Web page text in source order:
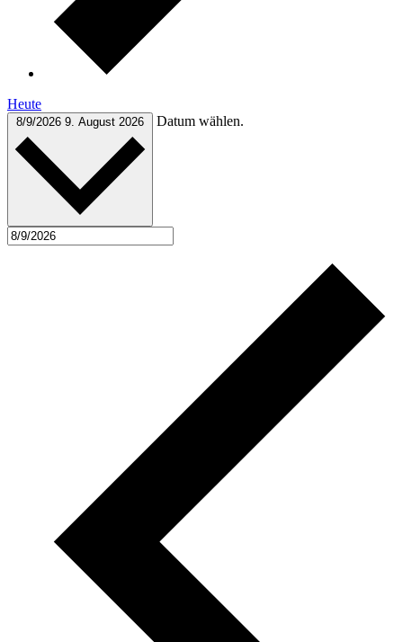
Heute
8/9/2026 9. August 2026 Datum wählen.